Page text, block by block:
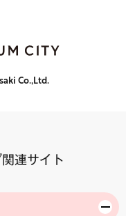
Co.,Ltd.
連サイト